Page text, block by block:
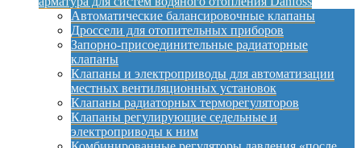
Автоматические балансировочные клапаны
Дроссели для отопительных приборов
Запорно-присоединительные радиаторные
клапаны
Клапаны и электроприводы для автоматизации
местных вентиляционных установок
Клапаны радиаторных терморегуляторов
Клапаны регулирующие седельные и
электроприводы к ним